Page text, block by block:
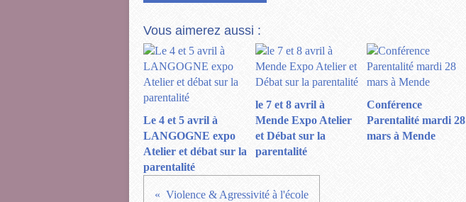
Vous aimerez aussi :
Le 4 et 5 avril à
LANGOGNE expo
Atelier et débat sur la
parentalité
le 7 et 8 avril à
Mende Expo Atelier
et Débat sur la
parentalité
Conférence
Parentalité mardi 28
mars à Mende
Violence & Agressivité à l'école